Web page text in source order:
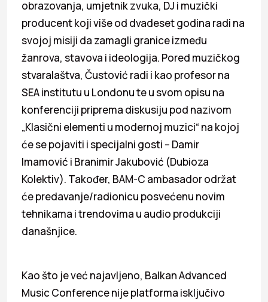
obrazovanja, umjetnik zvuka, DJ i muzički
producent koji više od dvadeset godina radi na
svojoj misiji da zamagli granice između
žanrova, stavova i ideologija. Pored muzičkog
stvaralaštva, Čustović radi i kao profesor na
SEA institutu u Londonu te u svom opisu na
konferenciji priprema diskusiju pod nazivom
„Klasični elementi u modernoj muzici“ na kojoj
će se pojaviti i specijalni gosti – Damir
Imamović i Branimir Jakubović (Dubioza
Kolektiv). Također, BAM-C ambasador održat
će predavanje/radionicu posvećenu novim
tehnikama i trendovima u audio produkciji
današnjice.
Kao što je već najavljeno, Balkan Advanced
Music Conference nije platforma isključivo